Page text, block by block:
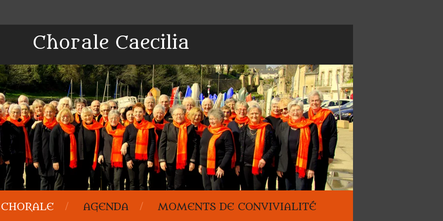
Chorale Caecilia
AGENDA
MOMENTS DE CONVIVIALITÉ